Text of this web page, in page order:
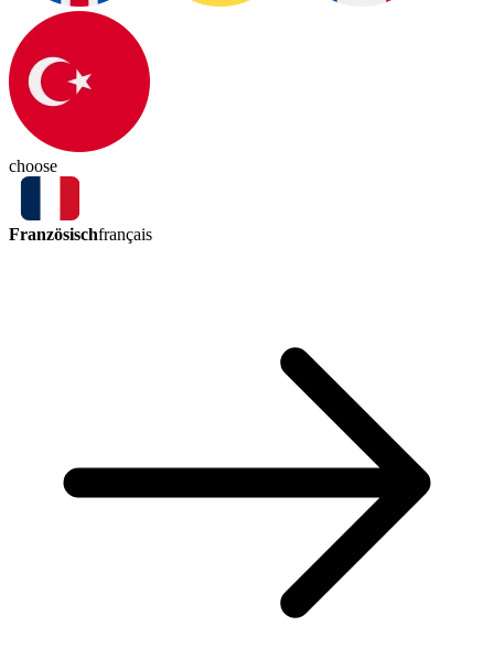
choose
Französischfrançais